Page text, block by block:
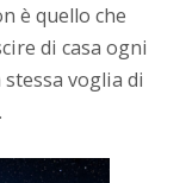
è quello che
di casa ogni
voglia di